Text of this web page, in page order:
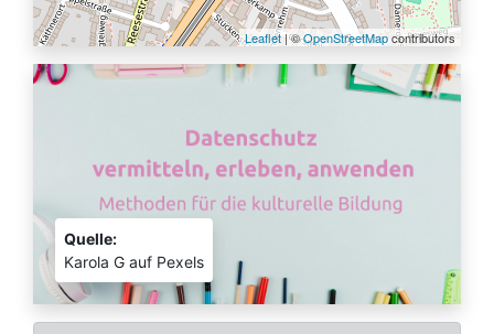
Leaflet| ©OpenStreetMapcontributors
Quelle:
Karola G auf Pexels